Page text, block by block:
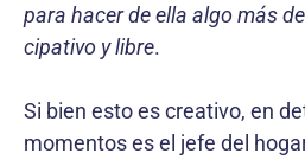
para hacer de ella algo más
cipativo y libre.
Si bien esto es creativo, en
momentos es el jefe del